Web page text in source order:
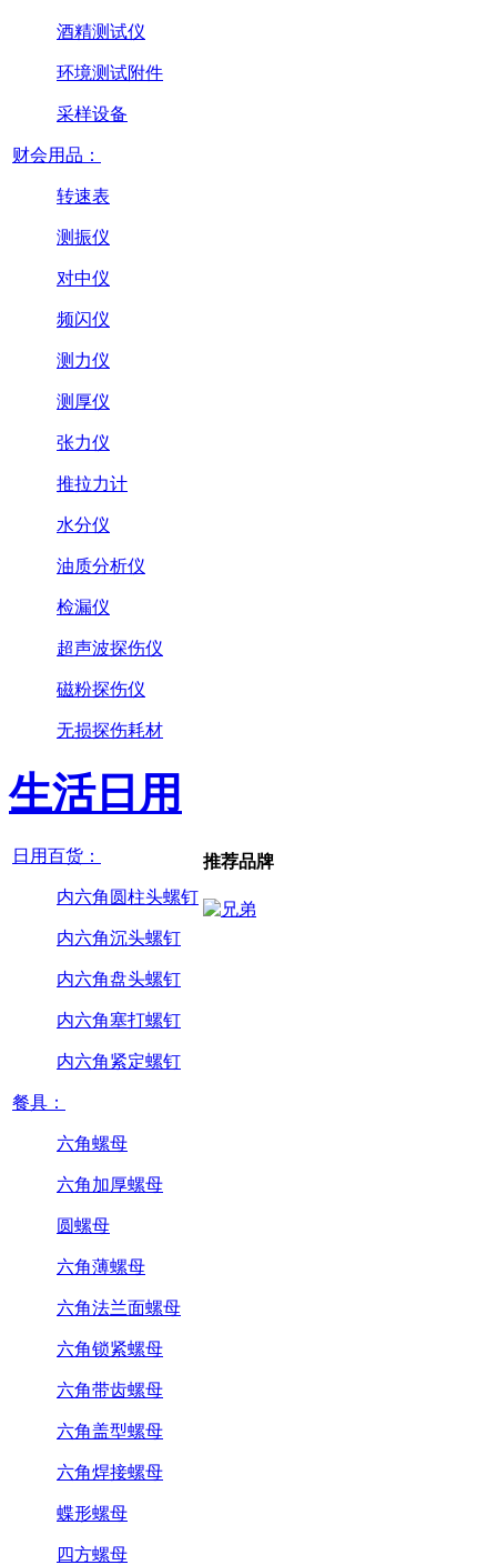
酒精测试仪
环境测试附件
采样设备
财会用品：
转速表
测振仪
对中仪
频闪仪
测力仪
测厚仪
张力仪
推拉力计
水分仪
油质分析仪
检漏仪
超声波探伤仪
磁粉探伤仪
无损探伤耗材
生活日用
日用百货：
内六角圆柱头螺钉
内六角沉头螺钉
内六角盘头螺钉
内六角塞打螺钉
内六角紧定螺钉
餐具：
六角螺母
六角加厚螺母
圆螺母
六角薄螺母
六角法兰面螺母
六角锁紧螺母
六角带齿螺母
六角盖型螺母
六角焊接螺母
蝶形螺母
四方螺母
推荐品牌